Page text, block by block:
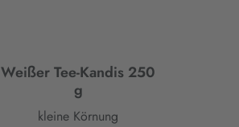
Weißer Tee-Kandis 250
g
kleine Körnung